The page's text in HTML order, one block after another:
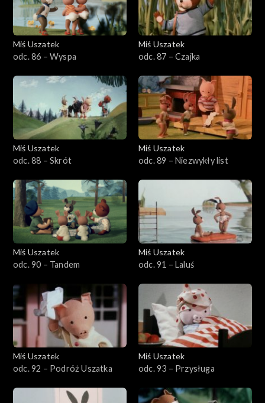
Miś Uszatek
odc. 86 – Wyspa
Miś Uszatek
odc. 87 – Czajka
Miś Uszatek
odc. 88 – Skrót
Miś Uszatek
odc. 89 – Niezwykły list
Miś Uszatek
odc. 90 – Tandem
Miś Uszatek
odc. 91 – Laluś
Miś Uszatek
odc. 92 – Podróż Uszatka
Miś Uszatek
odc. 93 – Przysługa